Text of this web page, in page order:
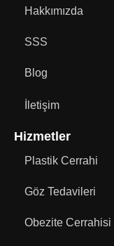
Hakkımızda
SSS
Blog
İletişim
Hizmetler
Plastik Cerrahi
Göz Tedavileri
Obezite Cerrahisi